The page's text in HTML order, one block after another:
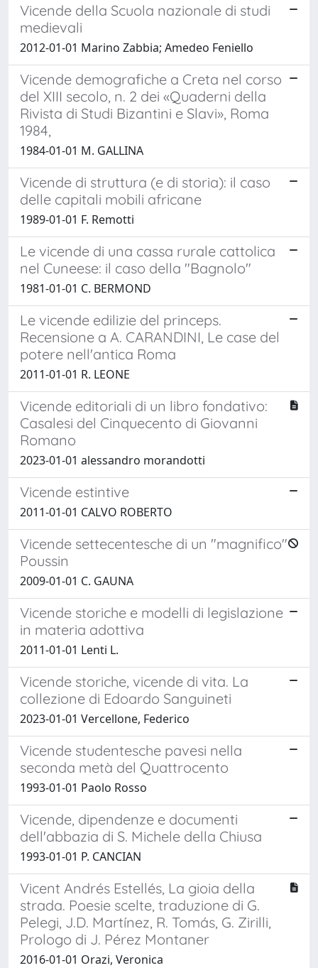
Vicende della Scuola nazionale di studi
medievali
2012-01-01 Marino Zabbia; Amedeo Feniello
Vicende demografiche a Creta nel corso
del XIII secolo, n. 2 dei «Quaderni della
Rivista di Studi Bizantini e Slavi», Roma
1984,
1984-01-01 M. GALLINA
Vicende di struttura (e di storia): il caso
delle capitali mobili africane
1989-01-01 F. Remotti
Le vicende di una cassa rurale cattolica
nel Cuneese: il caso della "Bagnolo"
1981-01-01 C. BERMOND
Le vicende edilizie del princeps.
Recensione a A. CARANDINI, Le case del
potere nell'antica Roma
2011-01-01 R. LEONE
Vicende editoriali di un libro fondativo:
Casalesi del Cinquecento di Giovanni
Romano
2023-01-01 alessandro morandotti
Vicende estintive
2011-01-01 CALVO ROBERTO
Vicende settecentesche di un "magnifico"
Poussin
2009-01-01 C. GAUNA
Vicende storiche e modelli di legislazione
in materia adottiva
2011-01-01 Lenti L.
Vicende storiche, vicende di vita. La
collezione di Edoardo Sanguineti
2023-01-01 Vercellone, Federico
Vicende studentesche pavesi nella
seconda metà del Quattrocento
1993-01-01 Paolo Rosso
Vicende, dipendenze e documenti
dell'abbazia di S. Michele della Chiusa
1993-01-01 P. CANCIAN
Vicent Andrés Estellés, La gioia della
strada. Poesie scelte, traduzione di G.
Pelegi, J.D. Martínez, R. Tomás, G. Zirilli,
Prologo di J. Pérez Montaner
2016-01-01 Orazi, Veronica